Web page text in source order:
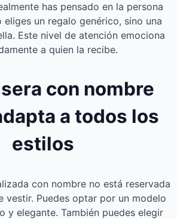
has pensado en la persona
eliges un regalo genérico, sino una
Este nivel de atención emociona
a quien la recibe.
con nombre
a todos los
estilos
con nombre no está reservada
vestir. Puedes optar por un modelo
y elegante. También puedes elegir